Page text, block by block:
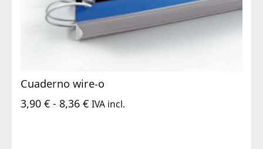
Cuaderno wire-o
3,90 € - 8,36 €Rango
IVA incl.